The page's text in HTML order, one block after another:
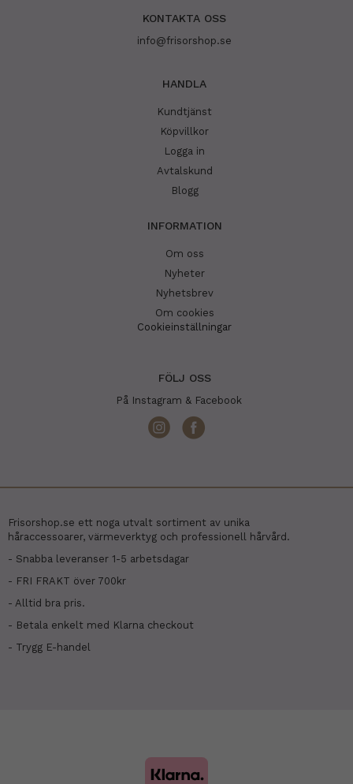
KONTAKTA OSS
info@frisorshop.se
HANDLA
Kundtjänst
Köpvillkor
Logga in
Avtalskund
Blogg
INFORMATION
Om oss
Nyheter
Nyhetsbrev
Om cookies
Cookieinställningar
FÖLJ OSS
På Instagram & Facebook
Frisorshop.se ett noga utvalt sortiment av unika
håraccessoarer, värmeverktyg och professionell hårvård.
- Snabba leveranser 1-5 arbetsdagar
- FRI FRAKT över 700kr
- Alltid bra pris.
- Betala enkelt med Klarna checkout
- Trygg E-handel